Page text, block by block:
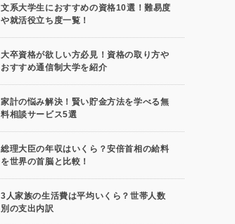
文系大学生におすすめの資格10選！難易度
や就活役立ち度一覧！
大卒資格が欲しい方必見！資格の取り方や
おすすめ通信制大学を紹介
家計の悩み解決！賢い貯金方法を学べる無
料相談サービス5選
総理大臣の年収はいくら？安倍首相の給料
を世界の首脳と比較！
3人家族の生活費は平均いくら？世帯人数
別の支出内訳